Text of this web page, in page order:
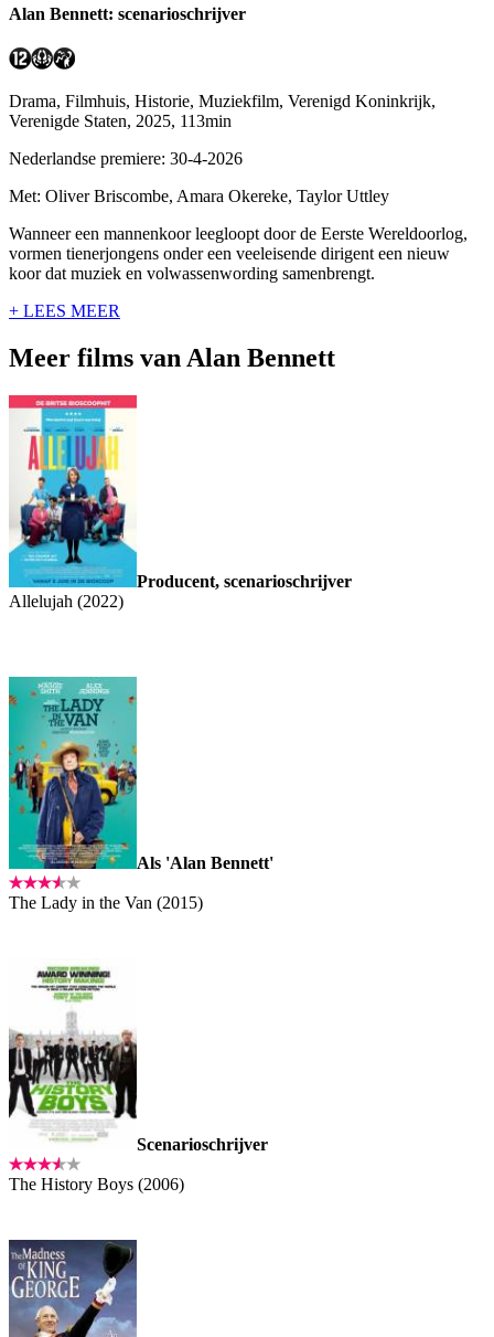
Alan Bennett: scenarioschrijver
Drama, Filmhuis, Historie, Muziekfilm, Verenigd Koninkrijk,
Verenigde Staten, 2025, 113min
Nederlandse premiere: 30-4-2026
Met: Oliver Briscombe, Amara Okereke, Taylor Uttley
Wanneer een mannenkoor leegloopt door de Eerste Wereldoorlog,
vormen tienerjongens onder een veeleisende dirigent een nieuw
koor dat muziek en volwassenwording samenbrengt.
+ LEES MEER
Meer films van Alan Bennett
Producent, scenarioschrijver
Allelujah (2022)
Als 'Alan Bennett'
The Lady in the Van (2015)
Scenarioschrijver
The History Boys (2006)